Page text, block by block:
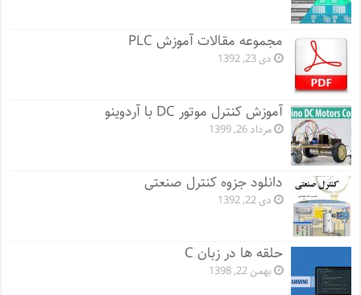
مجموعه مقالات آموزش PLC
دی 23, 1392
آموزش کنترل موتور DC با آردوینو
مرداد 26, 1399
دانلود جزوه کنترل صنعتی
دی 22, 1392
حلقه ها در زبان C
بهمن 22, 1398